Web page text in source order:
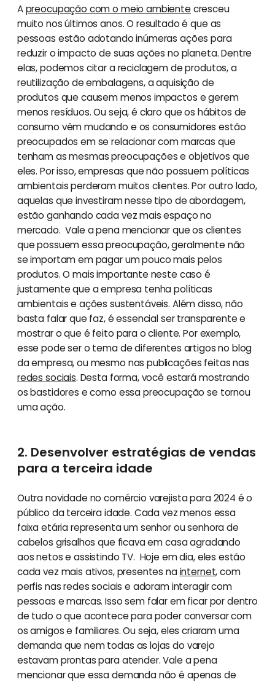
Apreocupação com o meio ambiente cresceu
muito nos últimos anos. O resultado é que as
pessoas estão adotando inúmeras ações para
reduzir o impacto de suas ações no planeta. Dentre
elas, podemos citar a reciclagem de produtos, a
reutilização de embalagens, a aquisição de
produtos que causem menos impactos e gerem
menos resíduos. Ou seja, é claro que os hábitos de
consumo vêm mudando e os consumidores estão
preocupados em se relacionar com marcas que
tenham as mesmas preocupações e objetivos que
eles. Por isso, empresas que não possuem políticas
ambientais perderam muitos clientes. Por outro lado,
aquelas que investiram nesse tipo de abordagem,
estão ganhando cada vez mais espaço no
mercado. Vale a pena mencionar que os clientes
que possuem essa preocupação, geralmente não
se importam em pagar um pouco mais pelos
produtos. O mais importante neste caso é
justamente que a empresa tenha políticas
ambientais e ações sustentáveis. Além disso, não
basta falar que faz, é essencial ser transparente e
mostrar o que é feito para o cliente. Por exemplo,
esse pode ser o tema de diferentes artigos no blog
da empresa, ou mesmo nas publicações feitas nas
redes sociais. Desta forma, você estará mostrando
os bastidores e como essa preocupação se tornou
uma ação.
2. Desenvolver estratégias de vendas
para a terceira idade
Outra novidade no comércio varejista para 2024 é o
público da terceira idade. Cada vez menos essa
faixa etária representa um senhor ou senhora de
cabelos grisalhos que ficava em casa agradando
aos netos e assistindo TV. Hoje em dia, eles estão
cada vez mais ativos, presentes nainternet, com
perfis nas redes sociais e adoram interagir com
pessoas e marcas. Isso sem falar em ficar por dentro
de tudo o que acontece para poder conversar com
os amigos e familiares. Ou seja, eles criaram uma
demanda que nem todas as lojas do varejo
estavam prontas para atender. Vale a pena
mencionar que essa demanda não é apenas de